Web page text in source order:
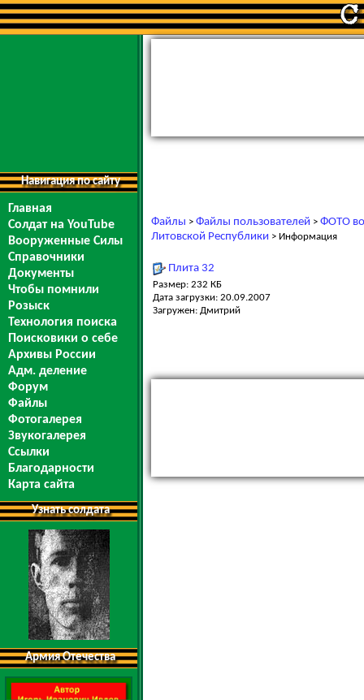
Навигация по сайту
Главная
Солдат на YouTube
Вооруженные Силы
Справочники
Документы
Чтобы помнили
Розыск
Технология поиска
Поисковики о себе
Архивы России
Адм. деление
Форум
Файлы
Фотогалерея
Звукогалерея
Ссылки
Благодарности
Карта сайта
Узнать солдата
Армия Отечества
Файлы > Файлы пользователей > ФОТО
Литовской Республики > Информация
Плита 32
Размер: 232 КБ
Дата загрузки: 20.09.2007
Загружен: Дмитрий